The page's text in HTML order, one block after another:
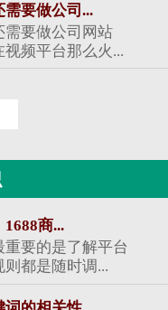
要做公司...
需要做公司网站
频平台那么火...
商...
要的是了解平台
都是随时调...